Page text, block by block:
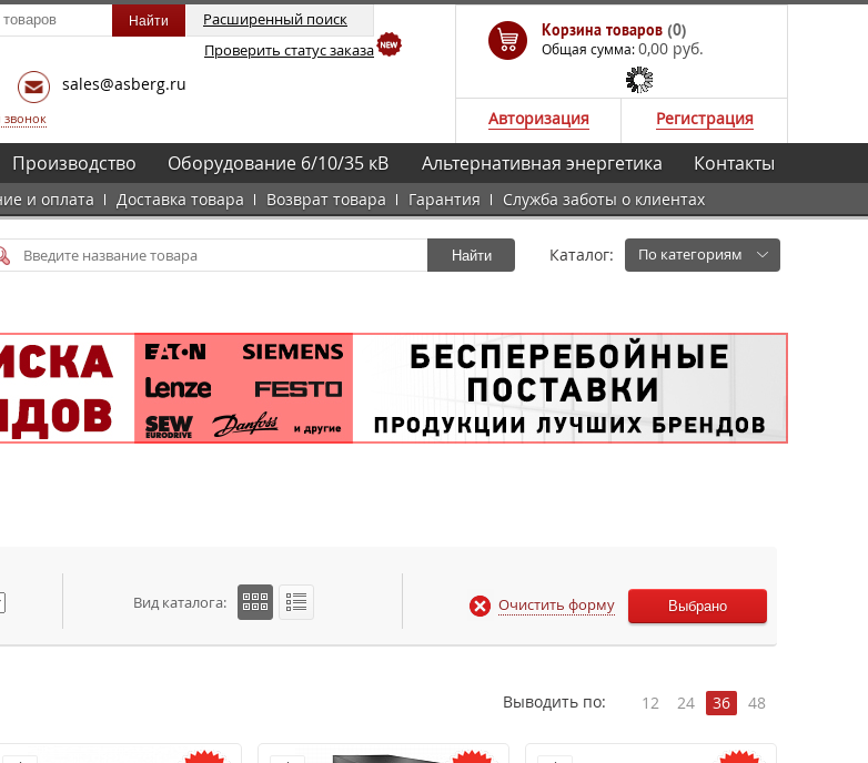
Расширенный поиск
Проверить статус заказа
sales@asberg.ru
Корзина товаров (0)
Общая сумма:0,00 руб.
Авторизация Регистрация
и оплата Доставка товара Возврат товара Гарантия Служба заботы о клиентах
Производство Оборудование 6/10/35 кВ Альтернативная энергетика Контакты
Найти Каталог: По категориям
Вид каталога: Очистить форму Выбрано
Выводить по: 12 24 36 48